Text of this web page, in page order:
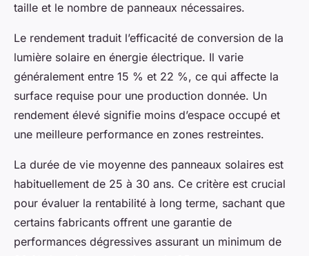
taille et le nombre de panneaux nécessaires.
Le rendement traduit l’efficacité de conversion de la
lumière solaire en énergie électrique. Il varie
généralement entre 15 % et 22 %, ce qui affecte la
surface requise pour une production donnée. Un
rendement élevé signifie moins d’espace occupé et
une meilleure performance en zones restreintes.
La durée de vie moyenne des panneaux solaires est
habituellement de 25 à 30 ans. Ce critère est crucial
pour évaluer la rentabilité à long terme, sachant que
certains fabricants offrent une garantie de
performances dégressives assurant un minimum de